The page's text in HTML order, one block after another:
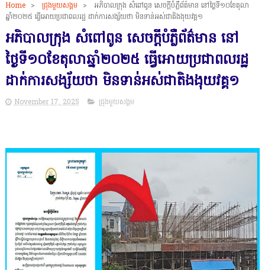
Home > ជ្រុងមួយសង្គម >
អភិបាលក្រុង សំពៅពូន សេចក្តីបំភ្លឺព័ត៌មាន នៅថ្ងៃទី១០ខែតុលា
ឆ្នាំ២០២៥ ធ្វើអោយប្រជាពលរដ្ឋ ដាក់ការសង្ស័យថា មិនទាន់អស់ជាតិងងុយវគ្គ១
អភិបាលក្រុង សំពៅពូន សេចក្តីបំភ្លឺព័ត៌មាន នៅ
ថ្ងៃទី១០ខែតុលាឆ្នាំ២០២៥ ធ្វើអោយប្រជាពលរដ្ឋ
ដាក់ការសង្ស័យថា មិនទាន់អស់ជាតិងងុយវគ្គ១
November 17, 2025 ជ្រុងមួយសង្គម